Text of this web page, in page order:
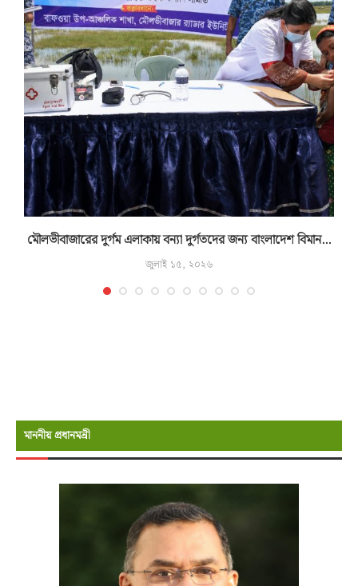
মৌলভীবাজারের দুর্গম এলাকায় বন্যা দুর্গতদের জন্য বাংলাদেশ বিমান...
জুলাই ১৫, ২০২৬
মাননীয় প্রধানমন্রী